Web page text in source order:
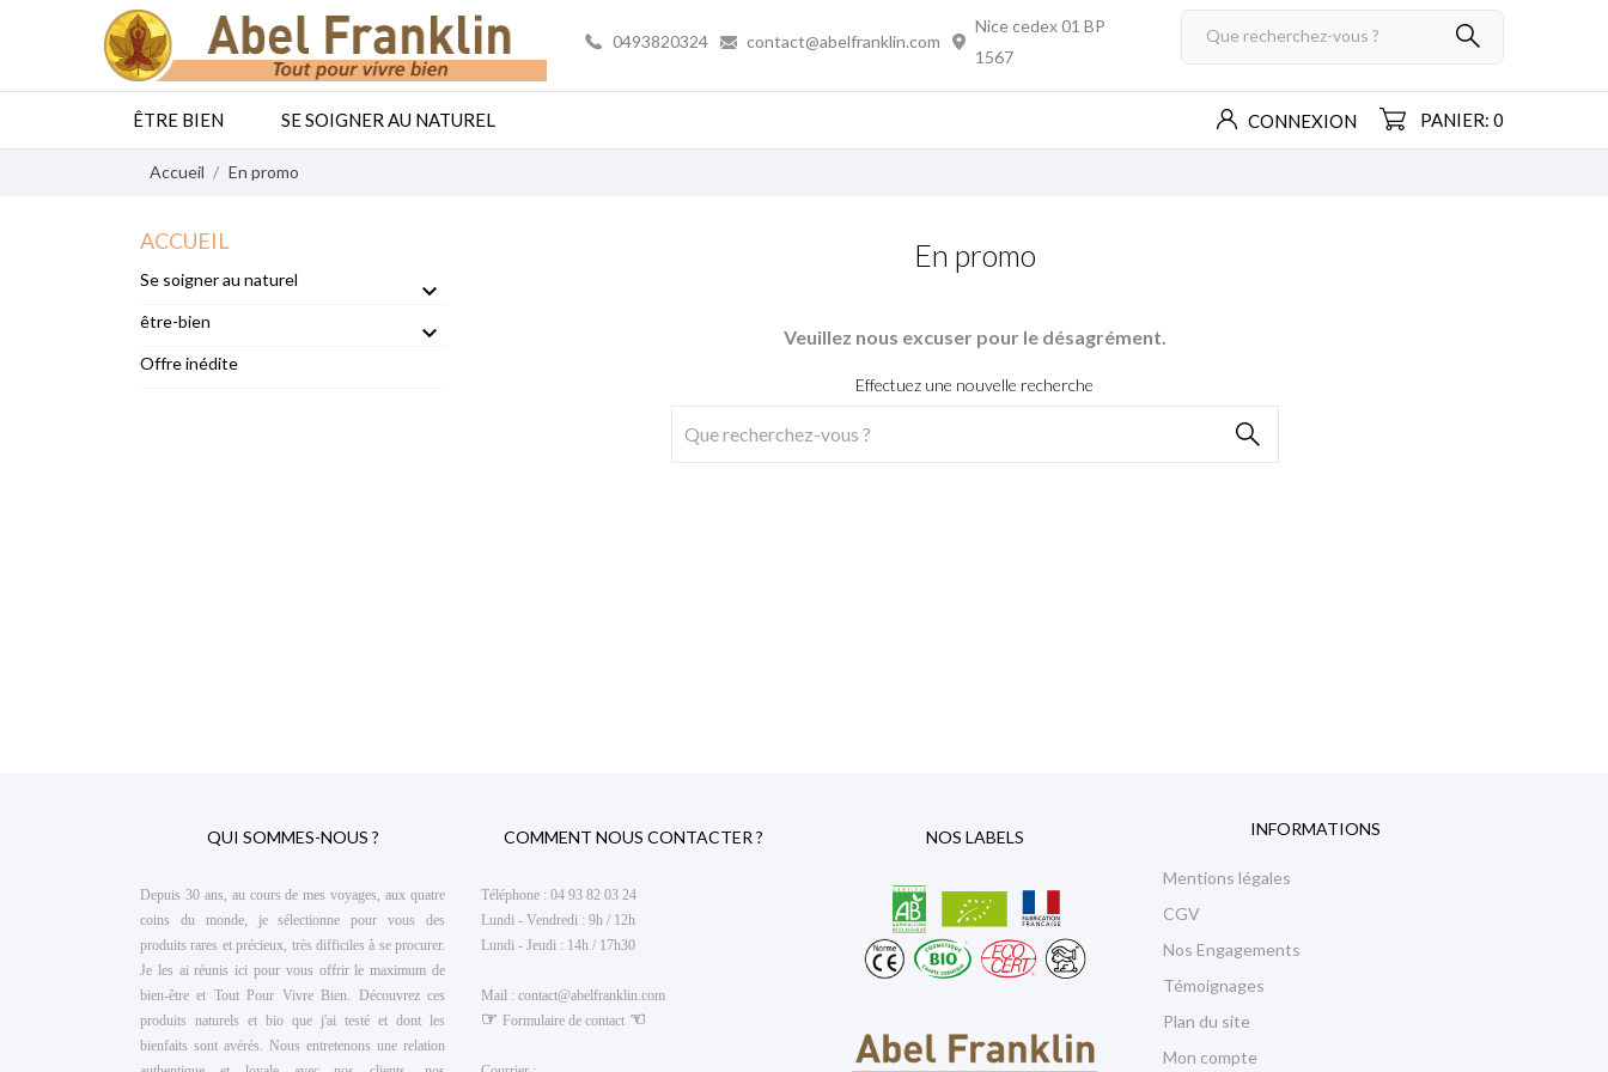
0493820324 contact@abelfranklin.com
Nice cedex 01 BP
1567
ÊTRE BIEN SE SOIGNER AU NATUREL CONNEXION PANIER: 0
Accueil En promo
ACCUEIL
Se soigner au naturel 
être-bien 
Offre inédite
En promo
Veuillez nous excuser pour le désagrément.
Effectuez une nouvelle recherche
QUI SOMMES-NOUS ?
Depuis 30 ans, au cours de mes voyages, aux quatre
coins du monde, je sélectionne pour vous des
produits rares et précieux, très difficiles à se procurer.
Je les ai réunis ici pour vous offrir le maximum de
bien-être et Tout Pour Vivre Bien. Découvrez ces
produits naturels et bio que j'ai testé et dont les
bienfaits sont avérés. Nous entretenons une relation
COMMENT NOUS CONTACTER ?
Téléphone : 04 93 82 03 24
Lundi - Vendredi : 9h / 12h
Lundi - Jeudi : 14h / 17h30
Mail : contact@abelfranklin.com
☞ Formulaire de contact ☜
NOS LABELS INFORMATIONS
Mentions légales
CGV
Nos Engagements
Témoignages
Plan du site
Mon compte